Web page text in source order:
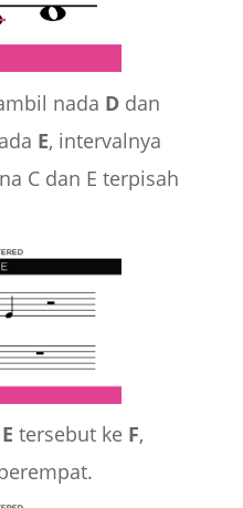
nada Ddan
E, intervalnya
C dan E terpisah
E tersebut ke F,